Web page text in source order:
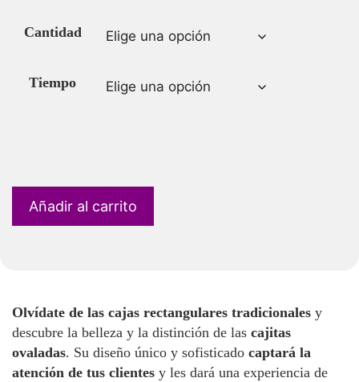
Cantidad
Tiempo
Añadir al carrito
Olvídate de las cajas rectangulares tradicionales y
descubre la belleza y la distinción de las cajitas
ovaladas. Su diseño único y sofisticado captará la
atención de tus clientes y les dará una experiencia de